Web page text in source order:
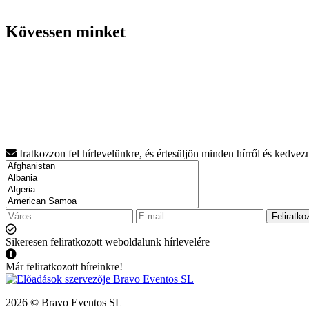
Kövessen minket
Iratkozzon fel hírlevelünkre, és értesüljön minden hírről és
Sikeresen feliratkozott weboldalunk hírlevelére
Már feliratkozott híreinkre!
2026 © Bravo Eventos SL